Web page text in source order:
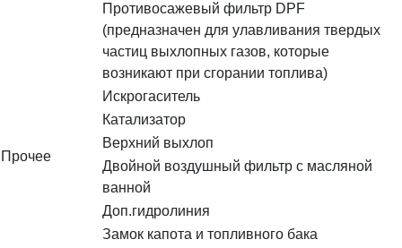
Прочее
Противосажевый фильтр DPF
(предназначен для улавливания твердых
частиц выхлопных газов, которые
возникают при сгорании топлива)
Искрогаситель
Катализатор
Верхний выхлоп
Двойной воздушный фильтр с масляной
ванной
Доп.гидролиния
Замок капота и топливного бака